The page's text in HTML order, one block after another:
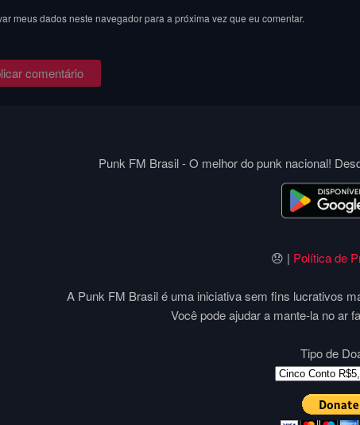
meus dados neste navegador para a próxima vez que eu comentar.
Punk FM Brasil - O melhor do punk nacional!
😞 | Política de
A Punk FM Brasil é uma iniciativa sem fins lucrativos
Você pode ajudar a mante-la no ar
Tipo de